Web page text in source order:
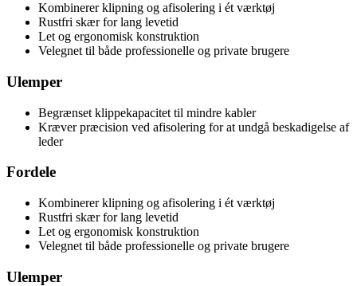
Kombinerer klipning og afisolering i ét værktøj
Rustfri skær for lang levetid
Let og ergonomisk konstruktion
Velegnet til både professionelle og private brugere
Ulemper
Begrænset klippekapacitet til mindre kabler
Kræver præcision ved afisolering for at undgå beskadigelse af
leder
Fordele
Kombinerer klipning og afisolering i ét værktøj
Rustfri skær for lang levetid
Let og ergonomisk konstruktion
Velegnet til både professionelle og private brugere
Ulemper